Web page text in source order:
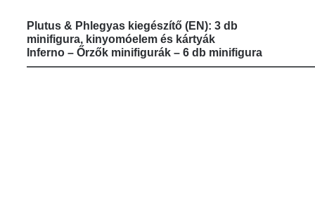
Plutus & Phlegyas kiegészítő (EN): 3 db
minifigura, kinyomóelem és kártyák
Inferno – Őrzők minifigurák – 6 db minifigura